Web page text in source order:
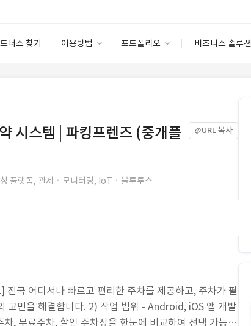
너스 찾기 이용방법 포트폴리오 비즈니스 솔루션
고객센터
안심 코드 케어
스토어
시스템 | 파킹프렌즈 (중개플
URL 복사
플랫폼, 관제ㆍ모니터링, IoTㆍ블루투스
국 어디서나 빠르고 편리한 주차를 제공하고, 주차가 필
고민을 해결합니다. 2) 작업 범위 - Android, iOS 앱 개발
, 무료주차, 할인 주차장을 한눈에 비교하여 선택 가능